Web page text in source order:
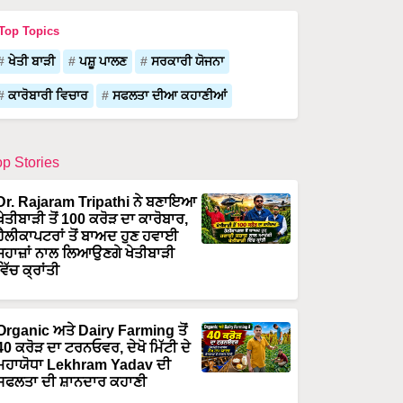
Topics
ਖੇਤੀ ਬਾੜੀ ਪਸ਼ੂ ਪਾਲਣ ਸਰਕਾਰੀ ਯੋਜਨਾ
ਕਾਰੋਬਾਰੀ ਵਿਚਾਰ ਸਫਲਤਾ ਦੀਆ ਕਹਾਣੀਆਂ
Stories
Rajaram Tripathi ਨੇ ਬਣਾਇਆ
ਤੋਂ 100 ਕਰੋੜ ਦਾ ਕਾਰੋਬਾਰ,
ਤੋਂ ਬਾਅਦ ਹੁਣ ਹਵਾਈ
ਨਾਲ ਲਿਆਉਣਗੇ ਖੇਤੀਬਾੜੀ
ਕ੍ਰਾਂਤੀ
ਅਤੇ Dairy Farming ਤੋਂ
ਕਰੋੜ ਦਾ ਟਰਨਓਵਰ, ਦੇਖੋ ਮਿੱਟੀ ਦੇ
Lekhram Yadav ਦੀ
ਦੀ ਸ਼ਾਨਦਾਰ ਕਹਾਣੀ